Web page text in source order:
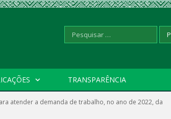
Pesquisar
por:
TRANSPARÊNCIA
atender a demanda de trabalho, no ano de 2022, da